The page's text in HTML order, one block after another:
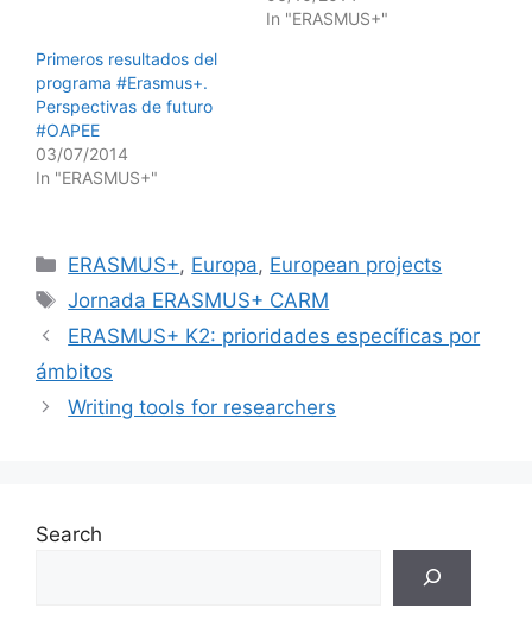
In "ERASMUS+"
Primeros resultados del
programa #Erasmus+.
Perspectivas de futuro
#OAPEE
03/07/2014
In "ERASMUS+"
Categories
ERASMUS+, Europa, European projects
Tags
Jornada ERASMUS+ CARM
ERASMUS+ K2: prioridades específicas por
ámbitos
Writing tools for researchers
Search